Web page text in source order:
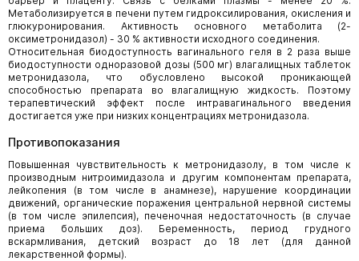
Метаболизируется в печени путем гидроксилирования, окисления и
глюкуронирования. Активность основного метаболита (2-
оксиметронидазол) - 30 % активности исходного соединения.
Относительная биодоступность вагинального геля в 2 раза выше
биодоступности одноразовой дозы (500 мг) влагалищных таблеток
метронидазола, что обусловлено высокой проникающей
способностью препарата во влагалищную жидкость. Поэтому
терапевтический эффект после интравагинального введения
достигается уже при низких концентрациях метронидазола.
Противопоказания
Повышенная чувствительность к метронидазолу, в том числе к
производным нитроимидазола и другим компонентам препарата,
лейкопения (в том числе в анамнезе), нарушение координации
движений, органические поражения центральной нервной системы
(в том числе эпилепсия), печеночная недостаточность (в случае
приема больших доз). Беременность, период грудного
вскармливания, детский возраст до 18 лет (для данной
лекарственной формы).